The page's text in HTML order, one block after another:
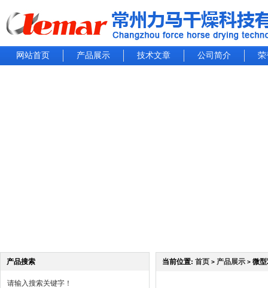
网站首页 产品展示 技术文章 公司简介 荣
产品搜索
请输入搜索关键字！
当前位置: 首页 > 产品展示 > 微